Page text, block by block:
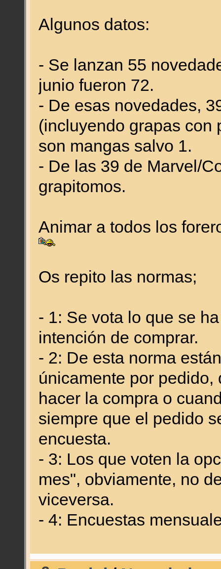
Algunos datos:
- Se lanzan 55
junio fueron 72.
- De esas novedades,
(incluyendo grapas con
son mangas salvo 1.
- De las 39 de Marvel/
grapitomos.
Animar a todos los
Os repito las normas;
- 1: Se vota lo que se
intención de comprar.
- 2: De esta norma
únicamente por
hacer la compra o
siempre que el pedido
encuesta.
- 3: Los que voten la
mes", obviamente, no
viceversa.
- 4: Encuestas